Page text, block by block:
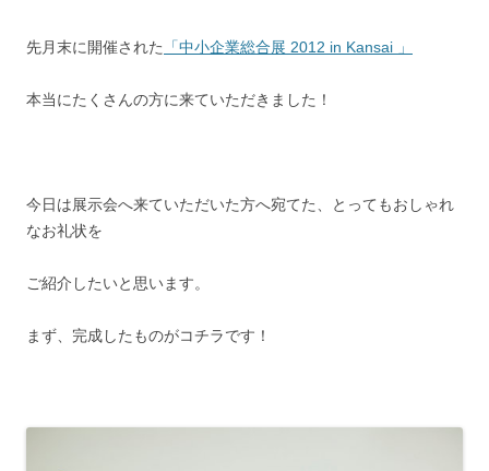
先月末に開催された 「中小企業総合展 2012 in Kansai 」
本当にたくさんの方に来ていただきました！
今日は展示会へ来ていただいた方へ宛てた、とってもおしゃれ
なお礼状を
ご紹介したいと思います。
まず、完成したものがコチラです！